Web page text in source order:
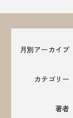
月別アーカイブ
カテゴリー
著者